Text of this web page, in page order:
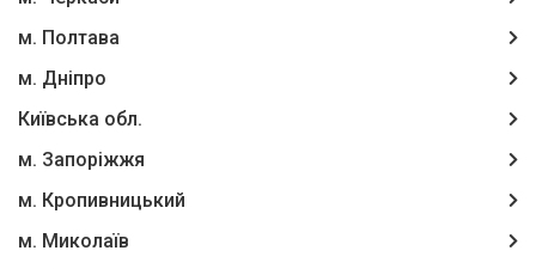
м. Полтава
м. Дніпро
Київська обл.
м. Запоріжжя
м. Кропивницький
м. Миколаїв